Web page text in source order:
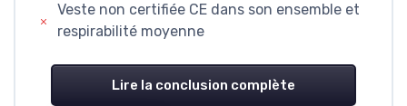
Veste non certifiée CE dans son ensemble et
respirabilité moyenne
Lire la conclusion complète